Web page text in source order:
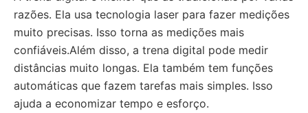
razões. Ela usa tecnologia laser para fazer medições
muito precisas. Isso torna as medições mais
confiáveis.Além disso, a trena digital pode medir
distâncias muito longas. Ela também tem funções
automáticas que fazem tarefas mais simples. Isso
ajuda a economizar tempo e esforço.